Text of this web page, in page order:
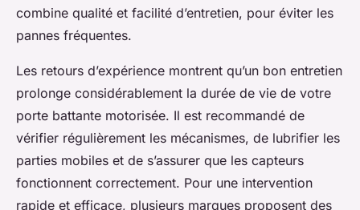
combine qualité et facilité d’entretien, pour éviter les
pannes fréquentes.
Les retours d’expérience montrent qu’un bon entretien
prolonge considérablement la durée de vie de votre
porte battante motorisée. Il est recommandé de
vérifier régulièrement les mécanismes, de lubrifier les
parties mobiles et de s’assurer que les capteurs
fonctionnent correctement. Pour une intervention
rapide et efficace, plusieurs marques proposent des